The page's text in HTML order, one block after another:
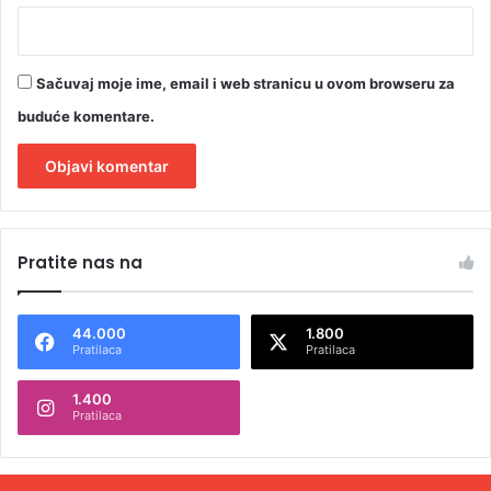
Sačuvaj moje ime, email i web stranicu u ovom browseru za
buduće komentare.
t
n
t
Pratite nas na
44.000
Pratilaca
1.800
Pratilaca
1.400
Pratilaca